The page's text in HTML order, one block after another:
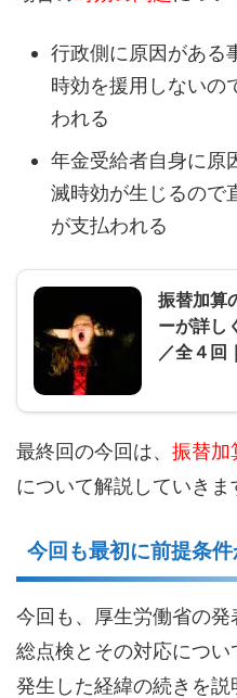
行政側に原因がある
時効を援用しないの
われる
年金受給者自身に原
滅時効が生じるので
が支払われる
振替加算
ーが詳し
／全４回
最終回の今回は、 振替加
について解説していきま
今回も最初に前提条件
今回も、厚生労働省の
総点検とその対応につ
発生した経緯の続きを説